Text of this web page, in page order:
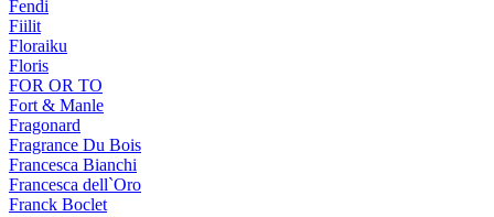
Fendi
Fiilit
Floraiku
Floris
FOR OR TO
Fort & Manle
Fragonard
Fragrance Du Bois
Francesca Bianchi
Francesca dell`Oro
Franck Boclet